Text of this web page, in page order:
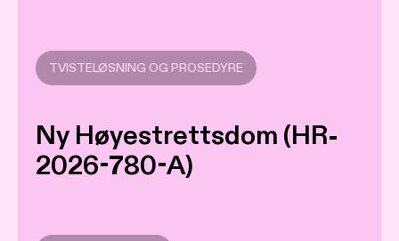
TVISTELØSNING OG PROSEDYRE
Ny Høyestrettsdom (HR-
2026-780-A)